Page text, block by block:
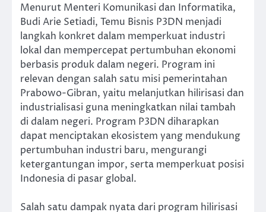
Menurut Menteri Komunikasi dan Informatika,
Budi Arie Setiadi, Temu Bisnis P3DN menjadi
langkah konkret dalam memperkuat industri
lokal dan mempercepat pertumbuhan ekonomi
berbasis produk dalam negeri. Program ini
relevan dengan salah satu misi pemerintahan
Prabowo-Gibran, yaitu melanjutkan hilirisasi dan
industrialisasi guna meningkatkan nilai tambah
di dalam negeri. Program P3DN diharapkan
dapat menciptakan ekosistem yang mendukung
pertumbuhan industri baru, mengurangi
ketergantungan impor, serta memperkuat posisi
Indonesia di pasar global.
Salah satu dampak nyata dari program hilirisasi